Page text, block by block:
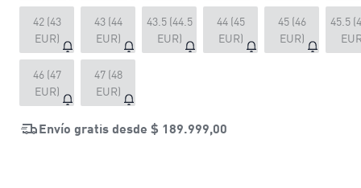
42 (43
EUR)
43 (44
EUR)
43.5 (44.5
EUR)
44 (45
EUR)
45 (46
EUR)
45.5
46 (47
EUR)
47 (48
EUR)
Envío gratis desde $ 189.999,00